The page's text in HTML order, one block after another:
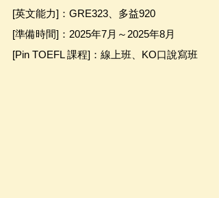
[英文能力]：GRE323、多益920
[準備時間]：2025年7月～2025年8月
[Pin TOEFL 課程]：線上班、KO口說寫班